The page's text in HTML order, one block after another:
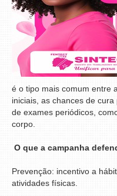
é o tipo mais comum entre
iniciais, as chances de
de exames periódicos,
corpo.
O que a campanha
Prevenção: incentivo a
atividades físicas.